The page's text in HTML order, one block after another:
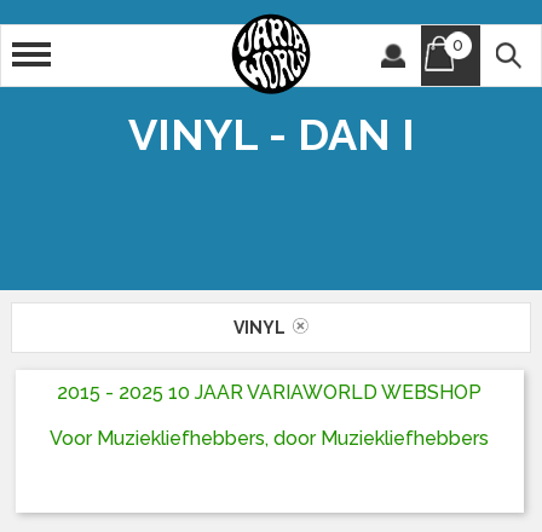
0
VINYL - DAN I
VINYL
2015 - 2025 10 JAAR VARIAWORLD WEBSHOP
Voor Muziekliefhebbers, door Muziekliefhebbers